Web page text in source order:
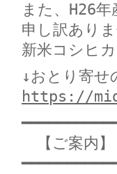
また、H26
申し訳あり
新米コシヒ
↓おとり寄せ
https://
【ご案内